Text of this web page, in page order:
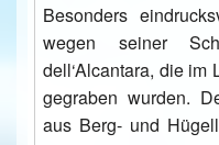
Besonders
wegen seiner
dell‘Alcantara, die im
gegraben wurden.
aus Berg- und